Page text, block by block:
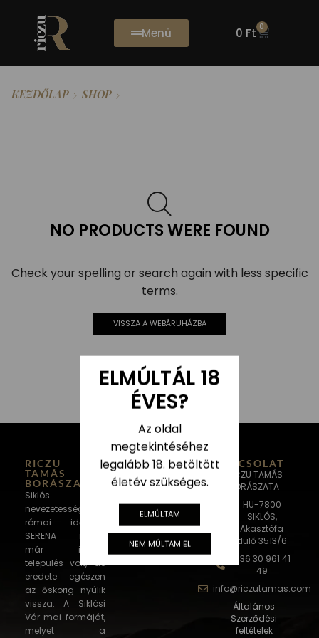
ELMÚLTÁL 18
ÉVES?
Az oldal
megtekintéséhez
legalább 18. betöltött
életév szükséges.
ELMÚLTAM
NEM MÚLTAM EL
Menü 0 Ft 0
KEZDŐLAP SHOP
NO PRODUCTS WERE FOUND
Check your spelling or search again with less specific
terms.
VISSZA A WEBÁRUHÁZBA
RICZU
TAMÁS
BORÁSZATA
Siklós város
nevezetességei: A
római időkben
SERENA néven
már ismert
település volt, de
eredete egészen
az őskorig nyúlik
vissza. A Siklósi
Vár mai formáját,
melyet a
KAPCSOLAT
RICZU TAMÁS
BORÁSZATA
HU-7800
SIKLÓS,
Akasztófa
dülő 3513/6
+36 30 961 41
49
info@riczutamas.com
Általános
Szerződési
feltételek